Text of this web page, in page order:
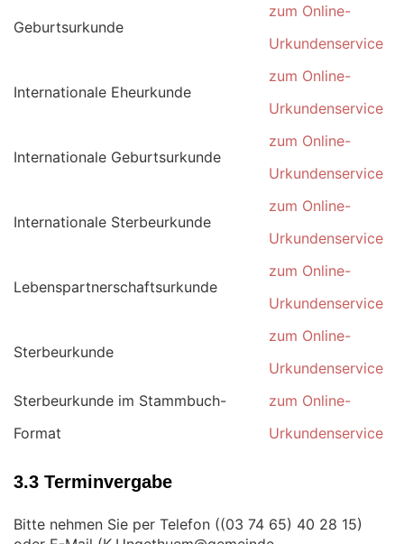
Geburtsurkunde
zum Online-
Urkundenservice
Internationale Eheurkunde
zum Online-
Urkundenservice
Internationale Geburtsurkunde
zum Online-
Urkundenservice
Internationale Sterbeurkunde
zum Online-
Urkundenservice
Lebenspartnerschaftsurkunde
zum Online-
Urkundenservice
Sterbeurkunde
zum Online-
Urkundenservice
Sterbeurkunde im Stammbuch-
Format
zum Online-
Urkundenservice
3.3 Terminvergabe
Bitte nehmen Sie per Telefon (
)